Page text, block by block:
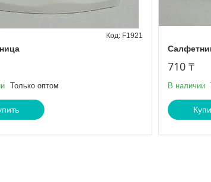
F1921
Только оптом
710 ₸
В наличии